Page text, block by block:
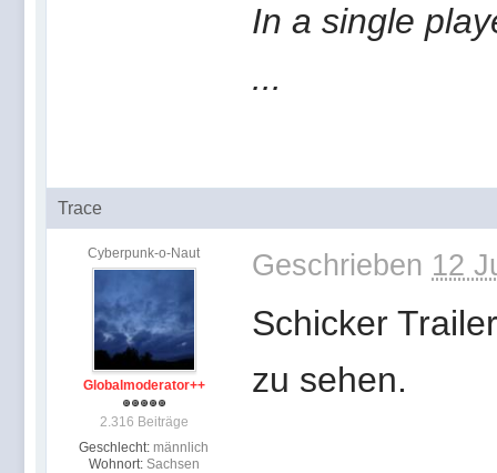
In a single
...
Trace
Cyberpunk-o-Naut
Globalmoderator++
2.316 Beiträge
Geschlecht: männlich
Wohnort: Sachsen
Geschrieben 12
Schicker
zu sehen.